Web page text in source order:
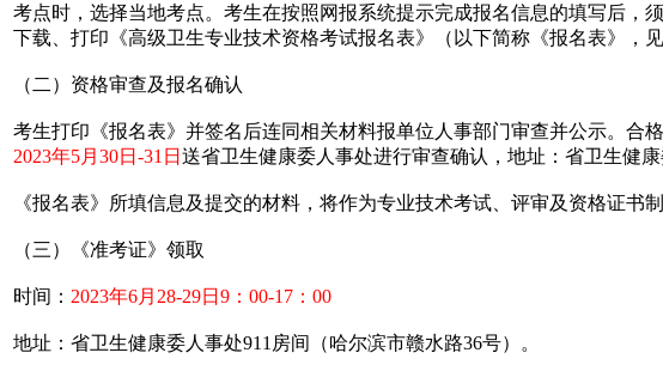
考点时，选择当地考点。考生在按照网报系统提示完成报名信息的填写后
下载、打印《高级卫生专业技术资格考试报名表》（以下简称《报名表》，
（二）资格审查及报名确认
考生打印《报名表》并签名后连同相关材料报单位人事部门审查并公示。
2023年5月30日-31日 送省卫生健康委人事处进行审查确认，地址：省卫生健
《报名表》所填信息及提交的材料，将作为专业技术考试、评审及资格证
（三）《准考证》领取
时间： 2023年6月28-29日9：00-17：00
地址：省卫生健康委人事处911房间（哈尔滨市赣水路36号）。